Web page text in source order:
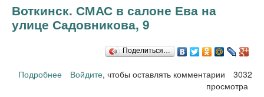
Воткинск. СМАС в салоне Ева на
улице Садовникова, 9
Поделиться…
Подробнее
о Воткинск. СМАС в салоне Ева на улице
Садовникова, 9
Войдите, чтобы оставлять комментарии
3032
просмотра